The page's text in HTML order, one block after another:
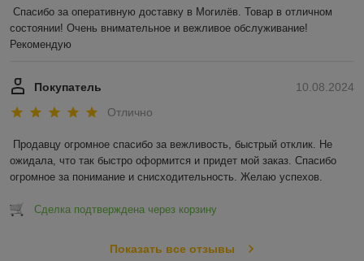
Спасибо за оперативную доставку в Могилёв. Товар в отличном
состоянии! Очень внимательное и вежливое обслуживание!
Рекомендую
10.08.2024
Покупатель
Отлично
Продавцу огромное спасибо за вежливость, быстрый отклик. Не
ожидала, что так быстро оформится и придет мой заказ. Спасибо
огромное за понимание и снисходительность. Желаю успехов.
Сделка подтверждена через корзину
Показать все отзывы